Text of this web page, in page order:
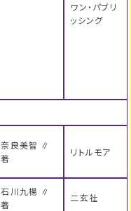
ワン・パブリ
ッシング
奈良美智 ∥
著
リトルモア
石川九楊 ∥
著
二玄社